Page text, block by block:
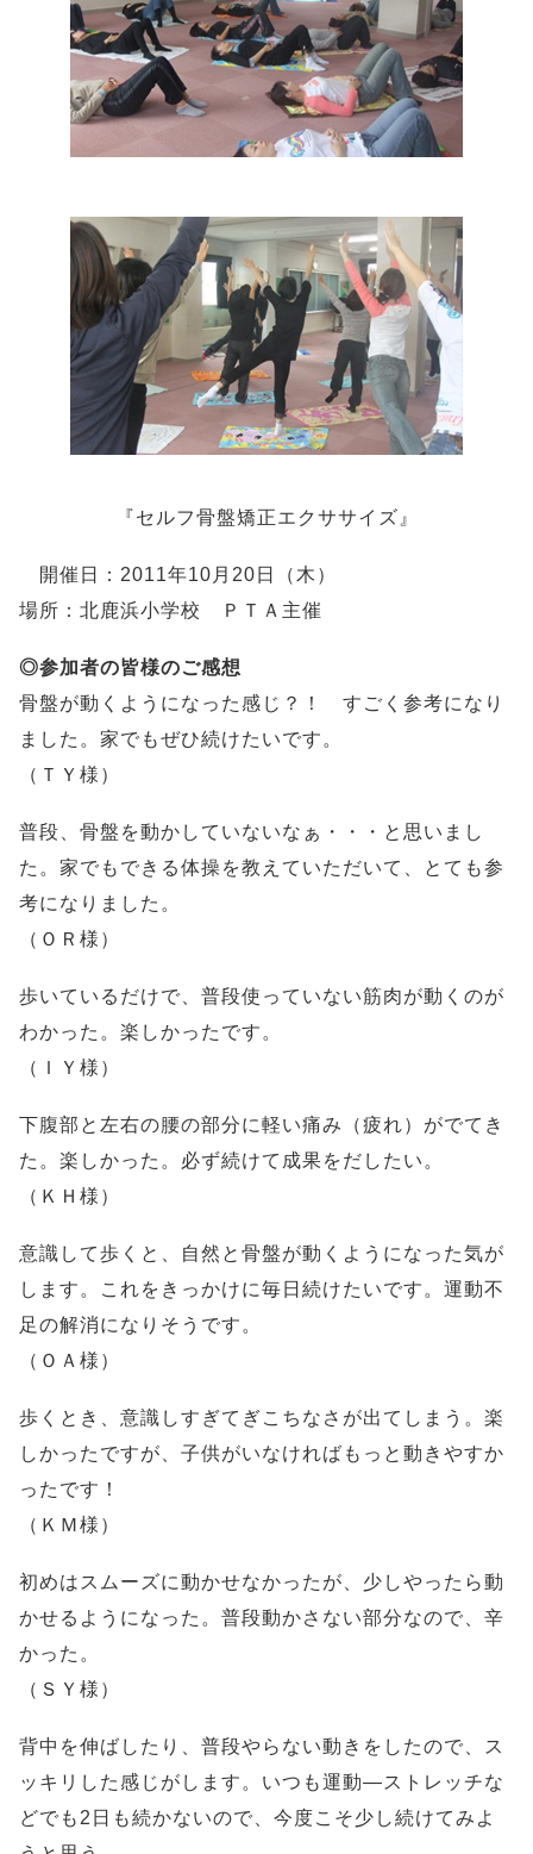
『セルフ骨盤矯正エクササイズ』
開催日：2011年10月20日（木）
場所：北鹿浜小学校 ＰＴＡ主催
◎参加者の皆様のご感想
骨盤が動くようになった感じ？！ すごく参考になり
ました。家でもぜひ続けたいです。
（ＴＹ様）
普段、骨盤を動かしていないなぁ・・・と思いまし
た。家でもできる体操を教えていただいて、とても参
考になりました。
（ＯＲ様）
歩いているだけで、普段使っていない筋肉が動くのが
わかった。楽しかったです。
（ＩＹ様）
下腹部と左右の腰の部分に軽い痛み（疲れ）がでてき
た。楽しかった。必ず続けて成果をだしたい。
（ＫＨ様）
意識して歩くと、自然と骨盤が動くようになった気が
します。これをきっかけに毎日続けたいです。運動不
足の解消になりそうです。
（ＯＡ様）
歩くとき、意識しすぎてぎこちなさが出てしまう。楽
しかったですが、子供がいなければもっと動きやすか
ったです！
（ＫＭ様）
初めはスムーズに動かせなかったが、少しやったら動
かせるようになった。普段動かさない部分なので、辛
かった。
（ＳＹ様）
背中を伸ばしたり、普段やらない動きをしたので、ス
ッキリした感じがします。いつも運動―ストレッチな
どでも2日も続かないので、今度こそ少し続けてみよ